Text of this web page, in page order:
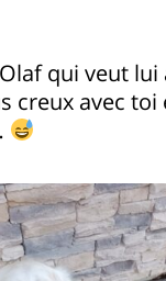
qui veut lui
creux avec toi